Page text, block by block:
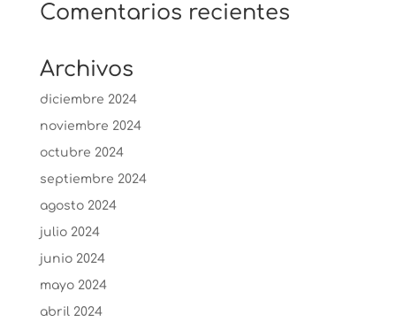
Comentarios recientes
Archivos
diciembre 2024
noviembre 2024
octubre 2024
septiembre 2024
agosto 2024
julio 2024
junio 2024
mayo 2024
abril 2024